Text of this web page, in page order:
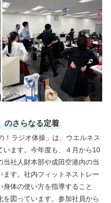
のさらなる定着
ラジオ体操」は、ウエルネス
います。今年度も、４月から10
当社人財本部や成田空港内の当
す。社内フィットネストレー
体の使い方を指導すること
図っています。参加社員から